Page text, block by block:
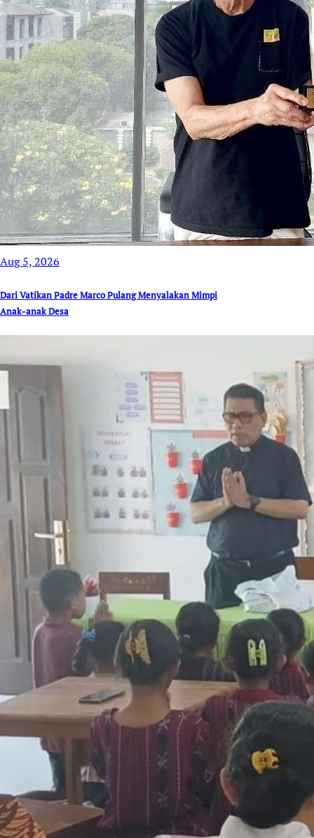
Aug 5, 2026
Dari Vatikan Padre Marco Pulang Menyalakan Mimpi
Anak-anak Desa